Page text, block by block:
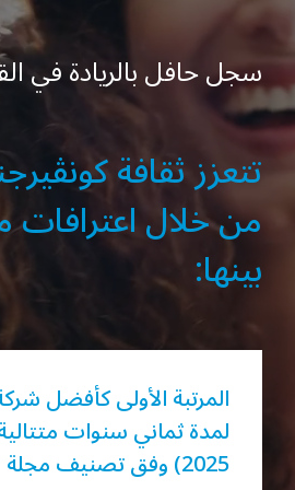
سجل حافل بالريادة في
تتعزز ثقافة
من خلال اعترافات
بينها:
المرتبة الأولى كأفضل
2025) وفق تصنيف مجلة "إس دي إم".